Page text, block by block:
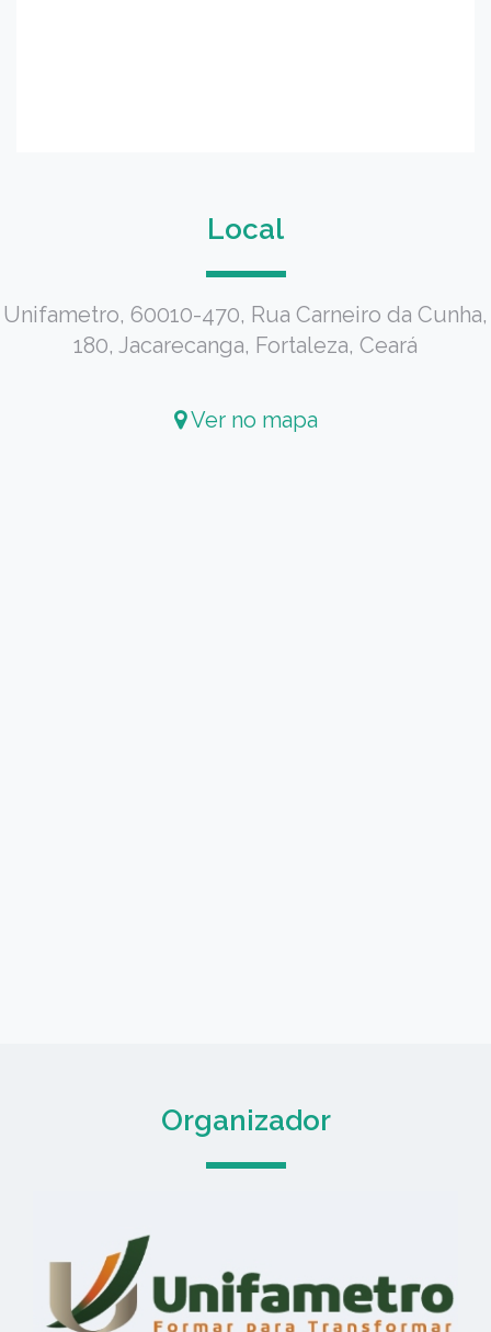
Local
Unifametro, 60010-470, Rua Carneiro da Cunha,
180, Jacarecanga, Fortaleza, Ceará
Ver no mapa
Organizador